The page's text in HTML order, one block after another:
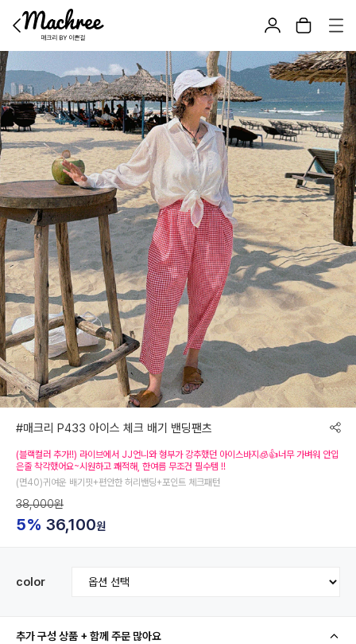
#매크리 P433 아이스 체크 배기 밴딩팬츠
(블랙컬러 추가!!) 라이브에서 JJ언니와 형부가 강추했던 아이스바지🧊👍너무 가벼워 안입
은줄 착각했어요~시원하고 쾌적해, 한여름 무조건 필수템 !!
(면40)귀여운 배기핏+편안한 허리밴딩+포인트 체크패턴
38,000원
5% 36,100원
color
추가 구성 상품 + 함께 주문 많아요